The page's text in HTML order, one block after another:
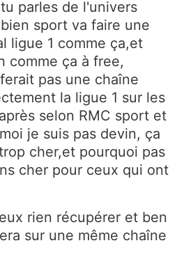
parles de l'univers
sport va faire une
ligue 1 comme ça,et
comme ça à free,
pas une chaîne
la ligue 1 sur les
selon RMC sport et
je suis pas devin, ça
cher,et pourquoi pas
cher pour ceux qui ont
rien récupérer et ben
sur une même chaîne